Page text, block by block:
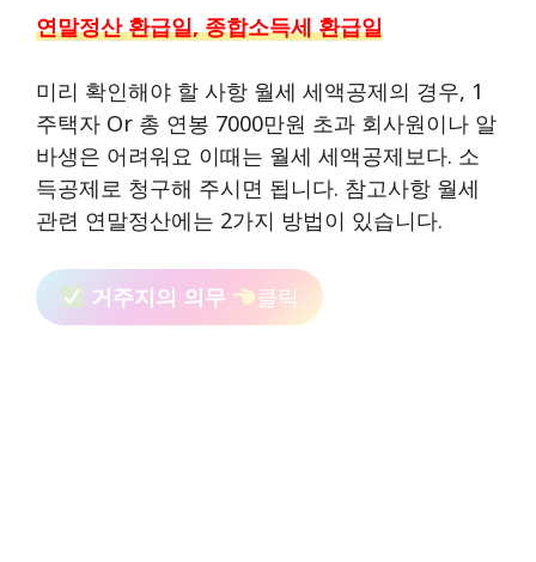
연말정산 환급일, 종합소득세 환급일
미리 확인해야 할 사항 월세 세액공제의 경우, 1
주택자 Or 총 연봉 7000만원 초과 회사원이나 알
바생은 어려워요 이때는 월세 세액공제보다. 소
득공제로 청구해 주시면 됩니다. 참고사항 월세
관련 연말정산에는 2가지 방법이 있습니다.
거주지의 의무 클릭